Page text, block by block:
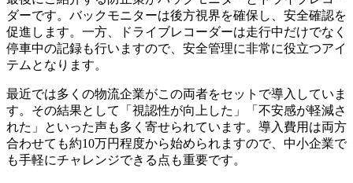
ダーです。バックモニターは後方視界を確保し、安全確認を
促進します。一方、ドライブレコーダーは走行中だけでなく
停車中の記録も行いますので、安全管理に非常に役立つアイ
テムとなります。
最近では多くの物流企業がこの両者をセットで導入していま
す。その結果として「視認性が向上した」「不安感が軽減さ
れた」といった声も多く寄せられています。導入費用は両方
合わせても約10万円程度から始められますので、中小企業で
も手軽にチャレンジできる点も重要です。